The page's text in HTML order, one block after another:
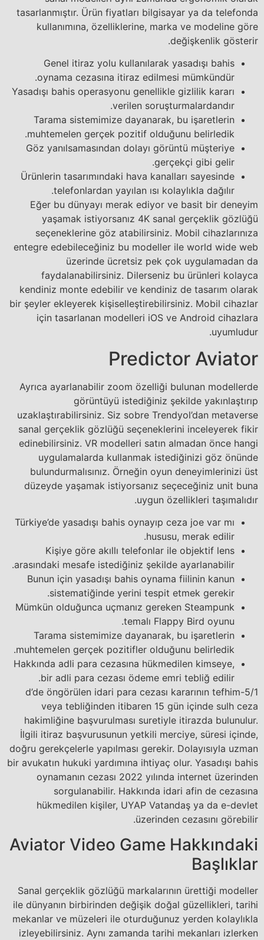
tasarlanmıştır. Ürün fiyatları bilgisayar ya da telefonda
kullanımına, özelliklerine, marka ve modeline göre
değişkenlik gösterir.
Genel itiraz yolu kullanılarak yasadışı bahis
oynama cezasına itiraz edilmesi mümkündür.
Yasadışı bahis operasyonu genellikle gizlilik kararı
verilen soruşturmalardandır.
Tarama sistemimize dayanarak, bu işaretlerin
muhtemelen gerçek pozitif olduğunu belirledik.
Göz yanılsamasından dolayı görüntü müşteriye
gerçekçi gibi gelir.
Ürünlerin tasarımındaki hava kanalları sayesinde
telefonlardan yayılan ısı kolaylıkla dağılır.
Eğer bu dünyayı merak ediyor ve basit bir deneyim
yaşamak istiyorsanız 4K sanal gerçeklik gözlüğü
seçeneklerine göz atabilirsiniz. Mobil cihazlarınıza
entegre edebileceğiniz bu modeller ile world wide web
üzerinde ücretsiz pek çok uygulamadan da
faydalanabilirsiniz. Dilerseniz bu ürünleri kolayca
kendiniz monte edebilir ve kendiniz de tasarım olarak
bir şeyler ekleyerek kişiselleştirebilirsiniz. Mobil cihazlar
için tasarlanan modelleri iOS ve Android cihazlara
uyumludur.
Predictor Aviator
Ayrıca ayarlanabilir zoom özelliği bulunan modellerde
görüntüyü istediğiniz şekilde yakınlaştırıp
uzaklaştırabilirsiniz. Siz sobre Trendyol’dan metaverse
sanal gerçeklik gözlüğü seçeneklerini inceleyerek fikir
edinebilirsiniz. VR modelleri satın almadan önce hangi
uygulamalarda kullanmak istediğinizi göz önünde
bulundurmalısınız. Örneğin oyun deneyimlerinizi üst
düzeyde yaşamak istiyorsanız seçeceğiniz unit buna
uygun özellikleri taşımalıdır.
Türkiye’de yasadışı bahis oynayıp ceza joe var mı
hususu, merak edilir.
Kişiye göre akıllı telefonlar ile objektif lens
arasındaki mesafe istediğiniz şekilde ayarlanabilir.
Bunun için yasadışı bahis oynama fiilinin kanun
sistematiğinde yerini tespit etmek gerekir.
Mümkün olduğunca uçmanız gereken Steampunk
temalı Flappy Bird oyunu.
Tarama sistemimize dayanarak, bu işaretlerin
muhtemelen gerçek pozitifler olduğunu belirledik.
Hakkında adli para cezasına hükmedilen kimseye,
bir adli para cezası ödeme emri tebliğ edilir.
5/1-d’de öngörülen idari para cezası kararının tefhim
veya tebliğinden itibaren 15 gün içinde sulh ceza
hakimliğine başvurulması suretiyle itirazda bulunulur.
İlgili itiraz başvurusunun yetkili merciye, süresi içinde,
doğru gerekçelerle yapılması gerekir. Dolayısıyla uzman
bir avukatın hukuki yardımına ihtiyaç olur. Yasadışı bahis
oynamanın cezası 2022 yılında internet üzerinden
sorgulanabilir. Hakkında idari afin de cezasına
hükmedilen kişiler, UYAP Vatandaş ya da e-devlet
üzerinden cezasını görebilir.
Aviator Video Game Hakkındaki
Başlıklar
Sanal gerçeklik gözlüğü markalarının ürettiği modeller
ile dünyanın birbirinden değişik doğal güzellikleri, tarihi
mekanlar ve müzeleri ile oturduğunuz yerden kolaylıkla
izleyebilirsiniz. Aynı zamanda tarihi mekanları izlerken